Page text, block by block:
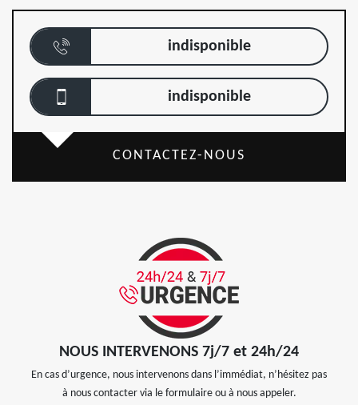
indisponible
indisponible
CONTACTEZ-NOUS
NOUS INTERVENONS 7j/7 et 24h/24
En cas d’urgence, nous intervenons dans l’immédiat, n’hésitez pas
à nous contacter via le formulaire ou à nous appeler.